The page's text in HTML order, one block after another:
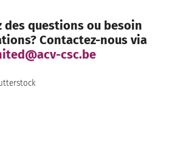
des questions ou besoin
Contactez-nous via
csc.be